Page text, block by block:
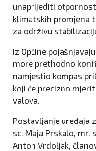
unaprijediti
klimatskih promjena
za održivu
Iz Općine
more prethodno
namjestio kompas
koji će precizno
valova.
Postavljanje uređaja
sc. Maja Prskalo, mr.
Anton Vrdoljak,